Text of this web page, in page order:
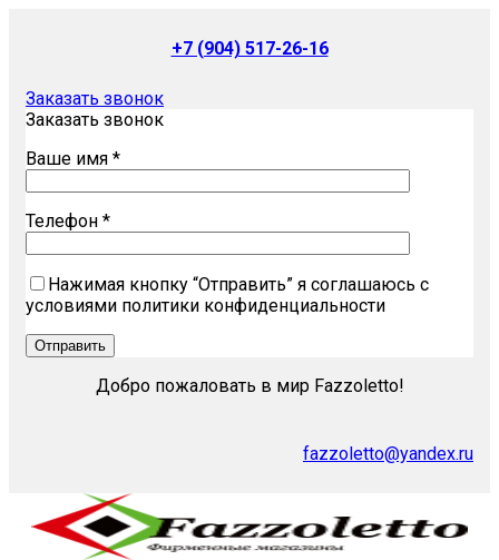
+7 (904) 517-26-16
Заказать звонок
Заказать звонок
Ваше имя *
Телефон *
Нажимая кнопку “Отправить” я соглашаюсь с
условиями политики конфиденциальности
Добро пожаловать в мир Fazzoletto!
fazzoletto@yandex.ru